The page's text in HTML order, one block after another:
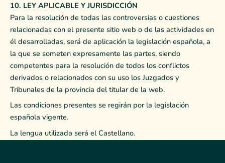
10. LEY APLICABLE Y JURISDICCIÓN
Para la resolución de todas las controversias o cuestiones
relacionadas con el presente sitio web o de las actividades en
él desarrolladas, será de aplicación la legislación española, a
la que se someten expresamente las partes, siendo
competentes para la resolución de todos los conflictos
derivados o relacionados con su uso los Juzgados y
Tribunales de la provincia del titular de la web.
Las condiciones presentes se regirán por la legislación
española vigente.
La lengua utilizada será el Castellano.